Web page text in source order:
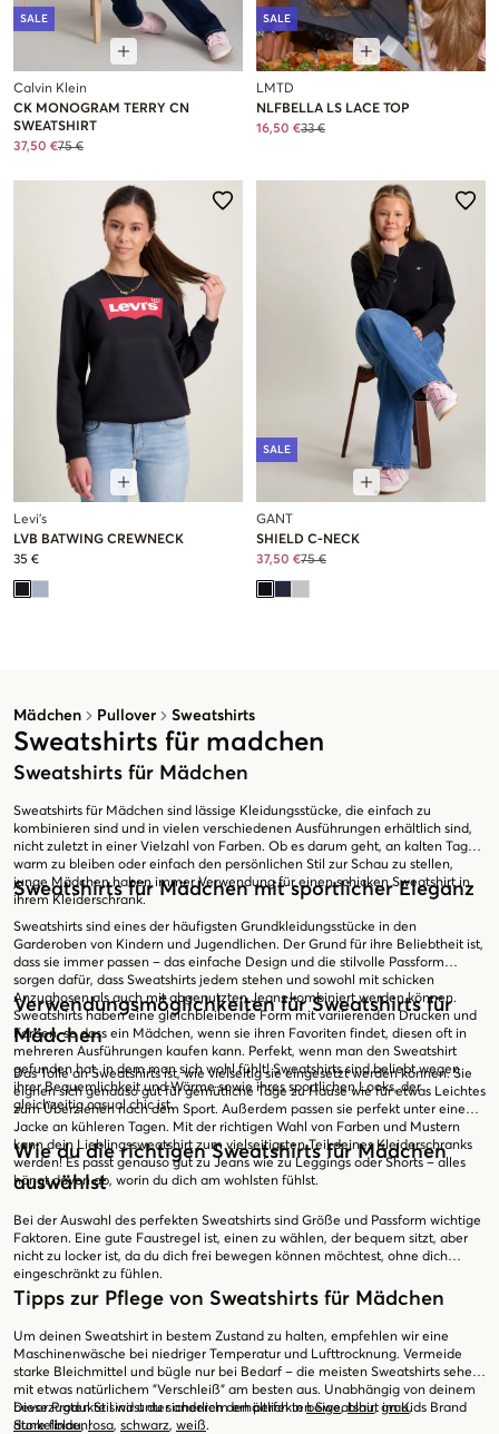
Mädchen Pullover Sweatshirts
Sweatshirts für madchen
Sweatshirts für Mädchen
Sweatshirts für Mädchen sind lässige Kleidungsstücke, die einfach zu
kombinieren sind und in vielen verschiedenen Ausführungen erhältlich sind,
nicht zuletzt in einer Vielzahl von Farben. Ob es darum geht, an kalten Tagen
warm zu bleiben oder einfach den persönlichen Stil zur Schau zu stellen,
junge Mädchen haben immer Verwendung für einen schicken Sweatshirt in
ihrem Kleiderschrank.
Sweatshirts für Mädchen mit sportlicher Eleganz
Sweatshirts sind eines der häufigsten Grundkleidungsstücke in den
Garderoben von Kindern und Jugendlichen. Der Grund für ihre Beliebtheit ist,
dass sie immer passen – das einfache Design und die stilvolle Passform
sorgen dafür, dass Sweatshirts jedem stehen und sowohl mit schicken
Anzughosen als auch mit abgenutzten Jeans kombiniert werden können.
Sweatshirts haben eine gleichbleibende Form mit variierenden Drucken und
Farben, so dass ein Mädchen, wenn sie ihren Favoriten findet, diesen oft in
mehreren Ausführungen kaufen kann. Perfekt, wenn man den Sweatshirt
gefunden hat, in dem man sich wohl fühlt! Sweatshirts sind beliebt wegen
ihrer Bequemlichkeit und Wärme sowie ihres sportlichen Looks, der
gleichzeitig casual chic ist.
Verwendungsmöglichkeiten für Sweatshirts für
Mädchen
Das Tolle an Sweatshirts ist, wie vielseitig sie eingesetzt werden können. Sie
eignen sich genauso gut für gemütliche Tage zu Hause wie für etwas Leichtes
zum Überziehen nach dem Sport. Außerdem passen sie perfekt unter eine
Jacke an kühleren Tagen. Mit der richtigen Wahl von Farben und Mustern
kann dein Lieblingssweatshirt zum vielseitigsten Teil deines Kleiderschranks
werden! Es passt genauso gut zu Jeans wie zu Leggings oder Shorts – alles
hängt davon ab, worin du dich am wohlsten fühlst.
Wie du die richtigen Sweatshirts für Mädchen
auswählst
Bei der Auswahl des perfekten Sweatshirts sind Größe und Passform wichtige
Faktoren. Eine gute Faustregel ist, einen zu wählen, der bequem sitzt, aber
nicht zu locker ist, da du dich frei bewegen können möchtest, ohne dich
eingeschränkt zu fühlen.
Tipps zur Pflege von Sweatshirts für Mädchen
Um deinen Sweatshirt in bestem Zustand zu halten, empfehlen wir eine
Maschinenwäsche bei niedriger Temperatur und Lufttrocknung. Vermeide
starke Bleichmittel und bügle nur bei Bedarf – die meisten Sweatshirts sehen
mit etwas natürlichem "Verschleiß" am besten aus. Unabhängig von deinem
bevorzugten Stil wirst du sicherlich den perfekten Sweatshirt im Kids Brand
Store finden!
Diese Produkte sind unter anderem erhältlich inbeige,blau,grau,
dunkelblau,rosa, schwarz, weiß.
SALE
Calvin Klein
CK MONOGRAM TERRY CN
SWEATSHIRT
37,50 €75 €
SALE
LMTD
NLFBELLA LS LACE TOP
16,50 €33 €
Levi's
LVB BATWING CREWNECK
35 €
SALE
GANT
SHIELD C-NECK
37,50 €75 €